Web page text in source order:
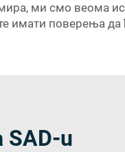
ми смо веома
имати поверења да
SAD-u